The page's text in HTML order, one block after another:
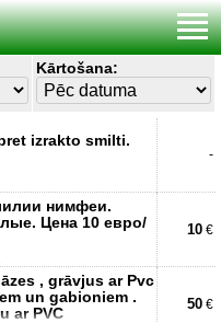
Kārtošana:
izrakto smilti.
-
нимфеи.
Цена 10 евро/
10 €
, grāvjus ar Pvc
un gabioniem .
ar PVC
50 €